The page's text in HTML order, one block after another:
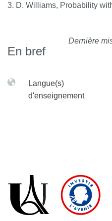
D. Williams, Probability
Dernière
En bref
Langue(s)
d'enseignement